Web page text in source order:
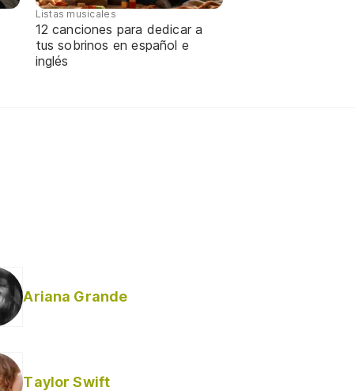
Listas musicales
12 canciones para dedicar a
tus sobrinos en español e
inglés
Ariana Grande
Taylor Swift